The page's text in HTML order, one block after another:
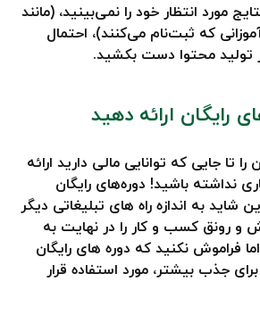
مورد انتظار خود را نمی‌بینید، (مانند
که ثبت‌نام می‌کنند)، احتمال
محتوا دست بکشید.
رایگان ارائه دهید
تا جایی که توانایی مالی دارید ارائه
نداشته باشید! دوره‌های رایگان
شاید به اندازه راه های تبلیغاتی دیگر
و رونق کسب و کار را در نهایت به
فراموش نکنید که دوره های رایگان
جذب بیشتر، مورد استفاده قرار